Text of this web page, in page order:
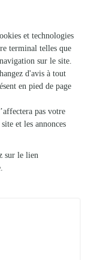
plante à
au top et la
je suis
je